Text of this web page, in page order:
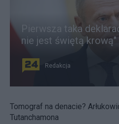
Pierwsza taka
nie jest świętą krową"
Redakcja
Tomograf na denacie?
Tutanchamona